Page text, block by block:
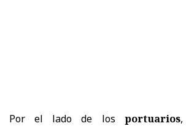
Por el lado de los portuarios,